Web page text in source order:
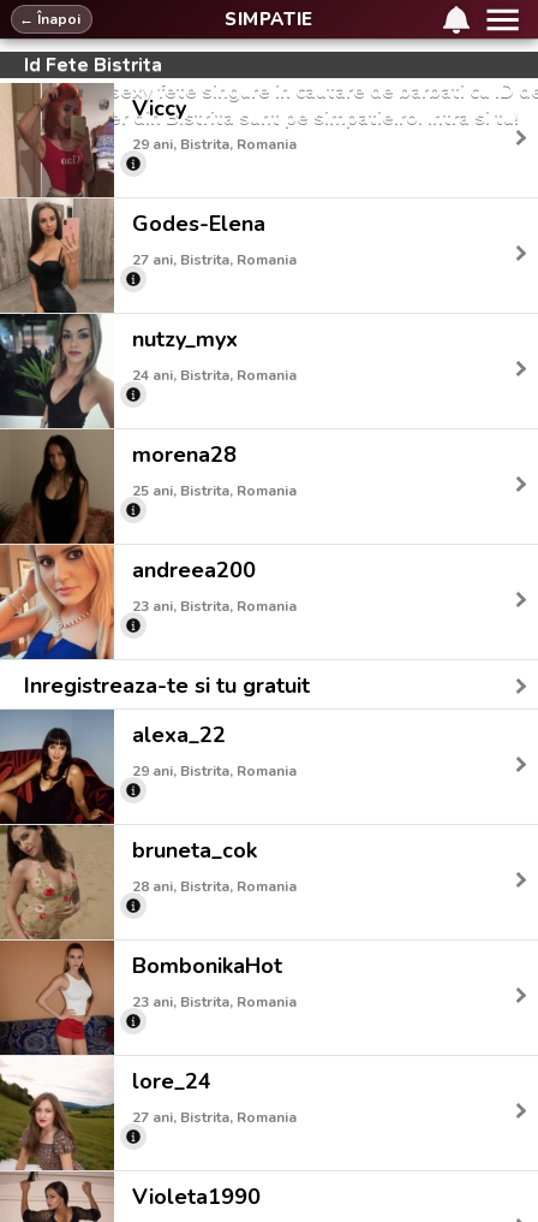
SIMPATIE
← Înapoi
Id Fete Bistrita
Cele mai sexy fete singure in cautare de barbati cu ID
messenger din Bistrita sunt pe simpatie.ro. Intra si tu!
Viccy
29 ani, Bistrita, Romania
Godes-Elena
27 ani, Bistrita, Romania
nutzy_myx
24 ani, Bistrita, Romania
morena28
25 ani, Bistrita, Romania
andreea200
23 ani, Bistrita, Romania
Inregistreaza-te si tu gratuit
alexa_22
29 ani, Bistrita, Romania
bruneta_cok
28 ani, Bistrita, Romania
BombonikaHot
23 ani, Bistrita, Romania
lore_24
27 ani, Bistrita, Romania
Violeta1990